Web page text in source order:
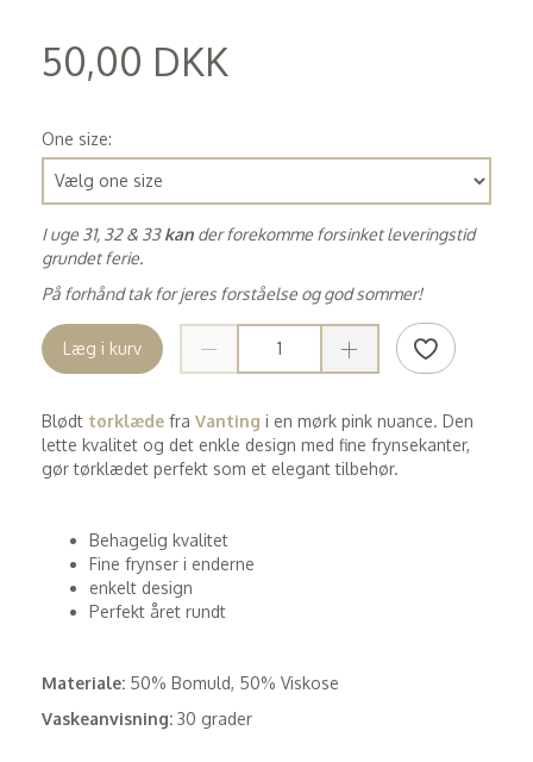
50,00 DKK
One size:
I uge 31, 32 & 33kan der forekomme forsinket leveringstid
grundet ferie.
På forhånd tak for jeres forståelse og god sommer!
Læg i kurv
Blødt tørklæde fra Vanting i en mørk pink nuance. Den
lette kvalitet og det enkle design med fine frynsekanter,
gør tørklædet perfekt som et elegant tilbehør.
Behagelig kvalitet
Fine frynser i enderne
enkelt design
Perfekt året rundt
Materiale: 50% Bomuld, 50% Viskose
Vaskeanvisning: 30 grader